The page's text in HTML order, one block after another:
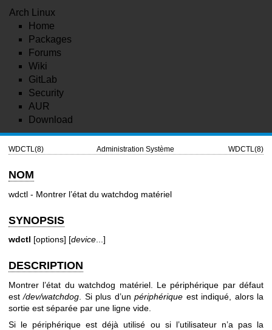
Arch Linux
Home
Packages
Forums
Wiki
GitLab
Security
AUR
Download
WDCTL(8) Administration Système WDCTL(8)
NOM
wdctl - Montrer l’état du watchdog matériel
SYNOPSIS
wdctl [options] [device ...]
DESCRIPTION
Montrer l’état du watchdog matériel. Le périphérique par défaut
est/dev/watchdog . Si plus d’unpériphérique est indiqué, alors la
sortie est séparée par une ligne vide.
Si le périphérique est déjà utilisé ou si l’utilisateur n’a pas la